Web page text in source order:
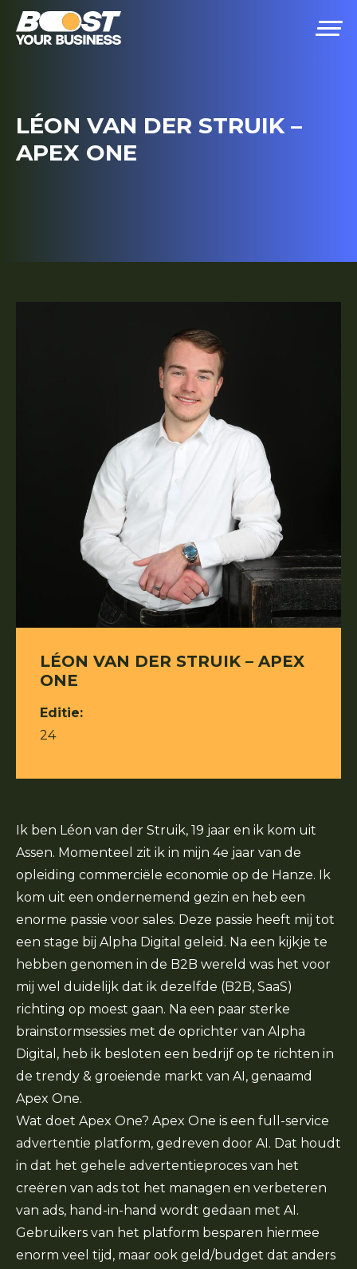
LÉON VAN DER STRUIK –
APEX ONE
LÉON VAN DER STRUIK – APEX
ONE
Editie:
24
Ik ben Léon van der Struik, 19 jaar en ik kom uit
Assen. Momenteel zit ik in mijn 4e jaar van de
opleiding commerciële economie op de Hanze. Ik
kom uit een ondernemend gezin en heb een
enorme passie voor sales. Deze passie heeft mij tot
een stage bij Alpha Digital geleid. Na een kijkje te
hebben genomen in de B2B wereld was het voor
mij wel duidelijk dat ik dezelfde (B2B, SaaS)
richting op moest gaan. Na een paar sterke
brainstormsessies met de oprichter van Alpha
Digital, heb ik besloten een bedrijf op te richten in
de trendy & groeiende markt van AI, genaamd
Apex One.
Wat doet Apex One? Apex One is een full-service
advertentie platform, gedreven door AI. Dat houdt
in dat het gehele advertentieproces van het
creëren van ads tot het managen en verbeteren
van ads, hand-in-hand wordt gedaan met AI.
Gebruikers van het platform besparen hiermee
enorm veel tijd, maar ook geld/budget dat anders